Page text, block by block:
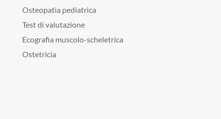
Osteopatia pediatrica
Test di valutazione
Ecografia muscolo-scheletrica
Ostetricia